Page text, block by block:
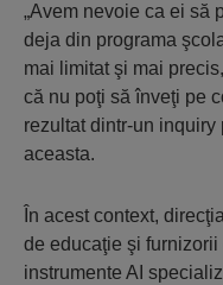
„Avem nevoie ca ei să
deja din programa
mai limitat şi mai
că nu poţi să înveţi pe
rezultat dintr-un inquiry
aceasta.
În acest context,
de educaţie şi
instrumente AI